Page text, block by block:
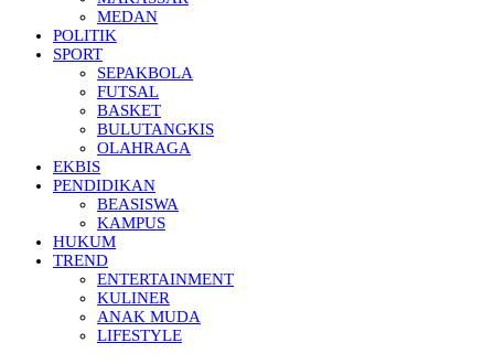
MEDAN
POLITIK
SPORT
SEPAKBOLA
FUTSAL
BASKET
BULUTANGKIS
OLAHRAGA
EKBIS
PENDIDIKAN
BEASISWA
KAMPUS
HUKUM
TREND
ENTERTAINMENT
KULINER
ANAK MUDA
LIFESTYLE